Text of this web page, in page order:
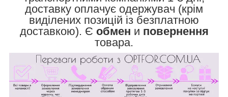
доставку оплачує одержувач (крім
виділених позицій із безплатною
доставкою). Є обмен и повернення
товара.